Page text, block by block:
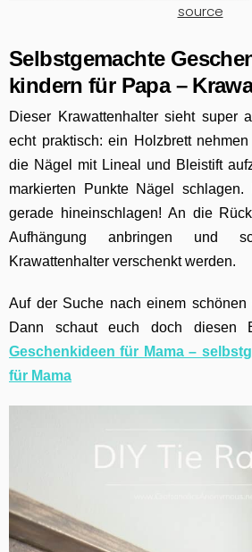
source
Selbstgemachte
kindern für Papa –
Dieser Krawattenhalter sieht super
echt praktisch: ein Holzbrett
die Nägel mit Lineal und Bleistift
markierten Punkte Nägel
gerade hineinschlagen! An die
Aufhängung anbringen und
Krawattenhalter verschenkt werden.
Auf der Suche nach einem schönen
Dann schaut euch doch diesen
Geschenkideen für Mama –
für Mama